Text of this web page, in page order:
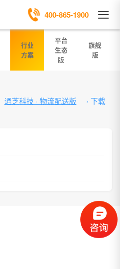
400-865-1900
行业
方案
平台
生态
版
旗舰
版
通芝科技 · 物流配送版 › 下载